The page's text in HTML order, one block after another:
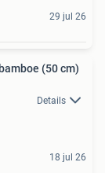
29 jul 26
(50 cm)
Details
18 jul 26